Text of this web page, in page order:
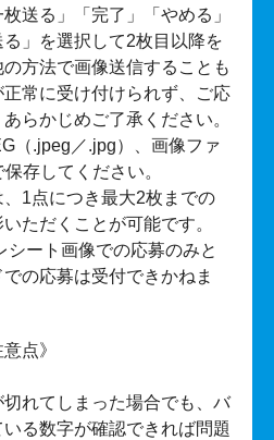
送る」「完了」「やめる」
」を選択して2枚目以降を
方法で画像送信することも
常に受け付けられず、ご応
らかじめご了承ください。
（.jpeg／.jpg）、画像ファ
存してください。
1点につき最大2枚までの
ただくことが可能です。
ート画像での応募のみと
の応募は受付できかねま
点》
切れてしまった場合でも、バ
る数字が確認できれば問題